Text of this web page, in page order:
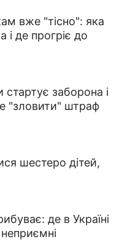
вже "тісно": яка
і де прогріє до
стартує заборона і
"зловити" штраф
шестеро дітей,
де в Україні